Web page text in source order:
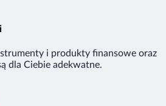
i produkty finansowe oraz
dla Ciebie adekwatne.
adekwatności